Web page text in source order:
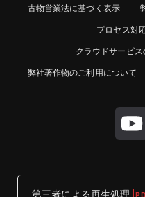
古物営業法に基づく表示
プロセス対
クラウドサービ
弊社著作物のご利用について
第三者による再生処理